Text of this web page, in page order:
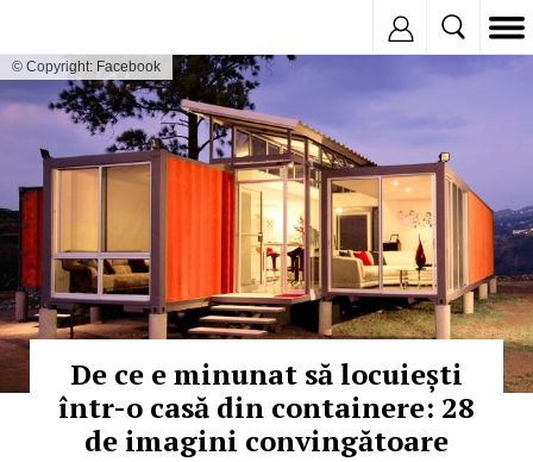
© Copyright: Facebook
De ce e minunat să locuiești
într-o casă din containere: 28
de imagini convingătoare